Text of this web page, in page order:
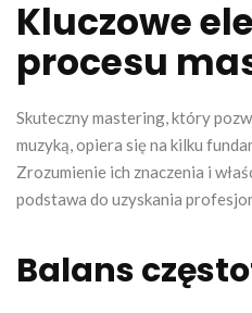
Kluczowe
procesu
Skuteczny mastering, który
muzyką, opiera się na kilku
Zrozumienie ich znaczenia i
podstawa do uzyskania
Balans